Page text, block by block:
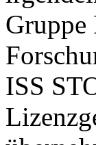
Gruppe
ISS